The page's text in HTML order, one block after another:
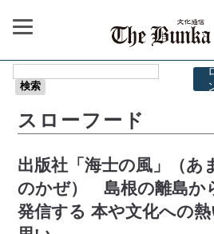
スローフード
出版社「海士の風」（あ
のかぜ） 島根の離島か
発信する 本や文化への熱